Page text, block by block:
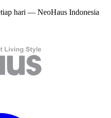
hari — NeoHaus Indonesia